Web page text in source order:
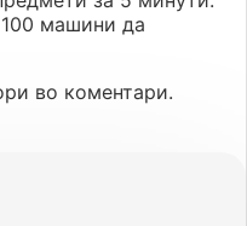
машини да
во коментари.